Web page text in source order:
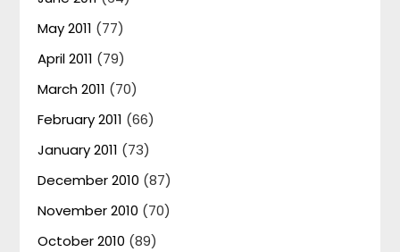
May 2011 (77)
April 2011 (79)
March 2011 (70)
February 2011 (66)
January 2011 (73)
December 2010 (87)
November 2010 (70)
October 2010 (89)